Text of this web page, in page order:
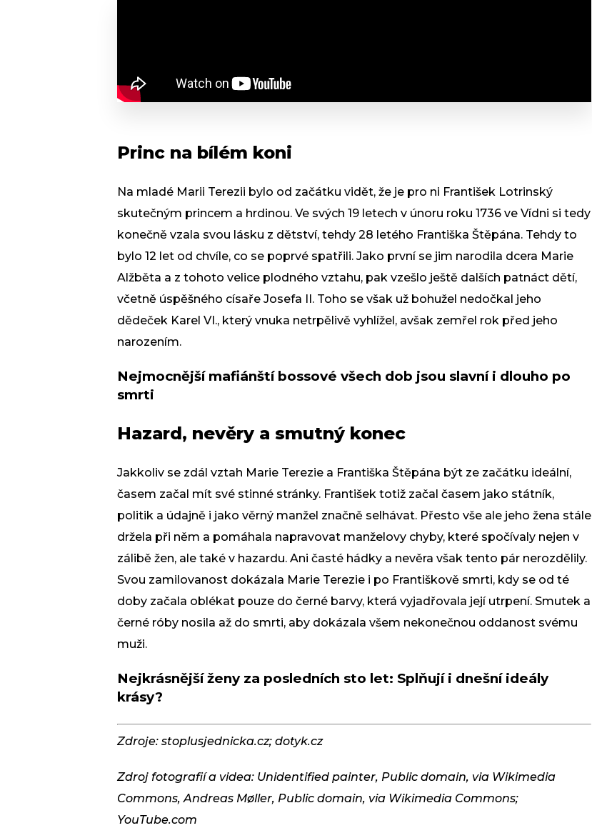
Princ na bílém koni
Na mladé Marii Terezii bylo od začátku vidět, že je pro ni František Lotrinský
skutečným princem a hrdinou. Ve svých 19 letech v únoru roku 1736 ve Vídni si tedy
konečně vzala svou lásku z dětství, tehdy 28 letého Františka Štěpána. Tehdy to
bylo 12 let od chvíle, co se poprvé spatřili. Jako první se jim narodila dcera Marie
Alžběta a z tohoto velice plodného vztahu, pak vzešlo ještě dalších patnáct dětí,
včetně úspěšného císaře Josefa II. Toho se však už bohužel nedočkal jeho
dědeček Karel VI., který vnuka netrpělivě vyhlížel, avšak zemřel rok před jeho
narozením.
Nejmocnější mafiánští bossové všech dob jsou slavní i dlouho po
smrti
Hazard, nevěry a smutný konec
Jakkoliv se zdál vztah Marie Terezie a Františka Štěpána být ze začátku ideální,
časem začal mít své stinné stránky. František totiž začal časem jako státník,
politik a údajně i jako věrný manžel značně selhávat. Přesto vše ale jeho žena stále
držela při něm a pomáhala napravovat manželovy chyby, které spočívaly nejen v
zálibě žen, ale také v hazardu. Ani časté hádky a nevěra však tento pár nerozdělily.
Svou zamilovanost dokázala Marie Terezie i po Františkově smrti, kdy se od té
doby začala oblékat pouze do černé barvy, která vyjadřovala její utrpení. Smutek a
černé róby nosila až do smrti, aby dokázala všem nekonečnou oddanost svému
muži.
Nejkrásnější ženy za posledních sto let: Splňují i dnešní ideály
krásy?
Zdroje: stoplusjednicka.cz; dotyk.cz
Zdroj fotografií a videa: Unidentified painter, Public domain, via Wikimedia
Commons, Andreas Møller, Public domain, via Wikimedia Commons;
YouTube.com